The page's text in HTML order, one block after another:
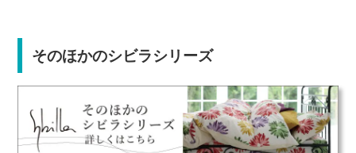
そのほかのシビラシリーズ